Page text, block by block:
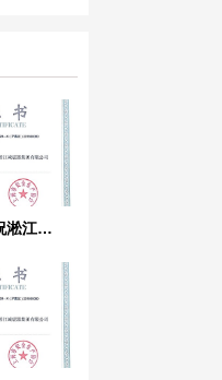
热烈庆祝淞江集团荣获《上海市安全生产标准证书》